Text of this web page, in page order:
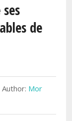
de
Author: Mor